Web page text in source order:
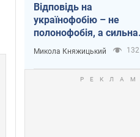
Відповідь на
українофобію – не
полонофобія, а сильна
українська держава
Микола Княжицький 132